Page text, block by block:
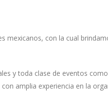
mexicanos, con la cual
y toda clase de eventos
amplia experiencia en la